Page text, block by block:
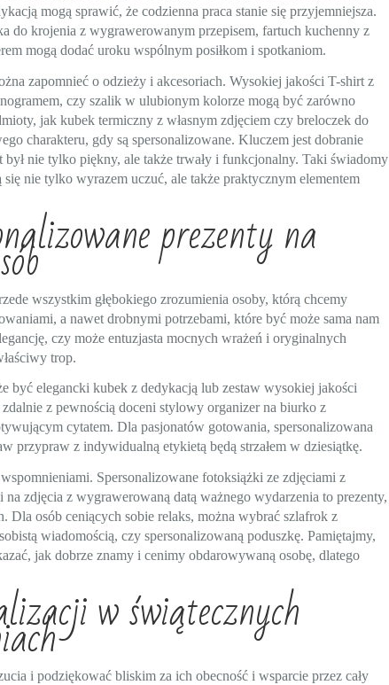
mogą sprawić, że codzienna praca stanie się przyjemniejsza.
do krojenia z wygrawerowanym przepisem, fartuch kuchenny z
mogą dodać uroku wspólnym posiłkom i spotkaniom.
zapomnieć o odzieży i akcesoriach. Wysokiej jakości T-shirt z
czy szalik w ulubionym kolorze mogą być zarówno
jak kubek termiczny z własnym zdjęciem czy breloczek do
charakteru, gdy są spersonalizowane. Kluczem jest dobranie
nie tylko piękny, ale także trwały i funkcjonalny. Taki świadomy
nie tylko wyrazem uczuć, ale także praktycznym elementem
prezenty na
wszystkim głębokiego zrozumienia osoby, którą chcemy
a nawet drobnymi potrzebami, które być może sama nam
czy może entuzjasta mocnych wrażeń i oryginalnych
trop.
być elegancki kubek z dedykacją lub zestaw wysokiej jakości
z pewnością doceni stylowy organizer na biurko z
cytatem. Dla pasjonatów gotowania, spersonalizowana
przypraw z indywidualną etykietą będą strzałem w dziesiątkę.
Spersonalizowane fotoksiążki ze zdjęciami z
zdjęcia z wygrawerowaną datą ważnego wydarzenia to prezenty,
osób ceniących sobie relaks, można wybrać szlafrok z
wiadomością, czy spersonalizowaną poduszkę. Pamiętajmy,
jak dobrze znamy i cenimy obdarowywaną osobę, dlatego
w świątecznych
i podziękować bliskim za ich obecność i wsparcie przez cały